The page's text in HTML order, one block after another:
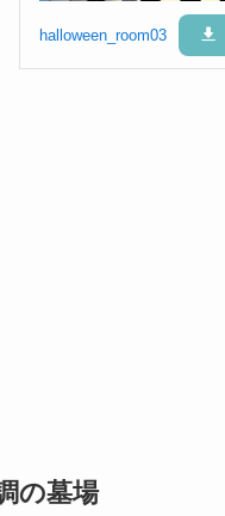
halloween_room03
の墓場